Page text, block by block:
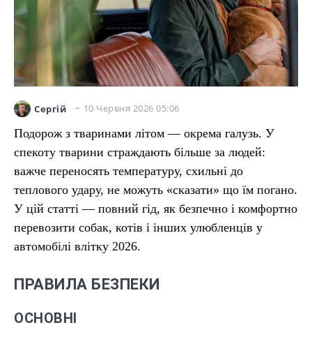
Сергій 10 Червня 2026 05:06
Подорож з тваринами літом — окрема галузь. У
спекоту тварини страждають більше за людей:
важче переносять температуру, схильні до
теплового удару, не можуть «сказати» що їм погано.
У цій статті — повний гід, як безпечно і комфортно
перевозити собак, котів і інших улюбленців у
автомобілі влітку 2026.
ПРАВИЛА БЕЗПЕКИ
ОСНОВНІ